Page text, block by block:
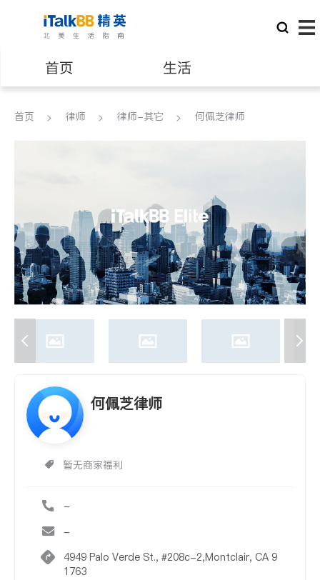
首页 生活
医生 律师
养老 非盈利组织
首页 律师 律师-其它 何佩芝律师
何佩芝律师
暂无商家福利
-
-
4949 Palo Verde St., #208c-2,Montclair, CA 9
1763